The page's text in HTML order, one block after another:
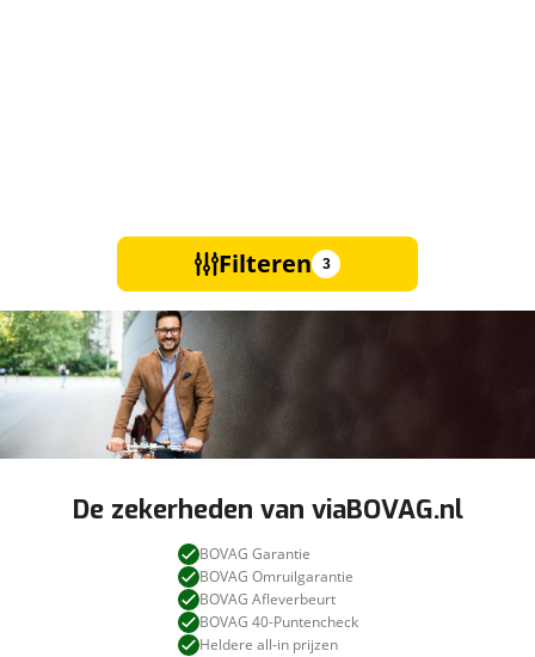
Filteren 3
De zekerheden van viaBOVAG.nl
BOVAG Garantie
BOVAG Omruilgarantie
BOVAG Afleverbeurt
BOVAG 40-Puntencheck
Heldere all-in prijzen